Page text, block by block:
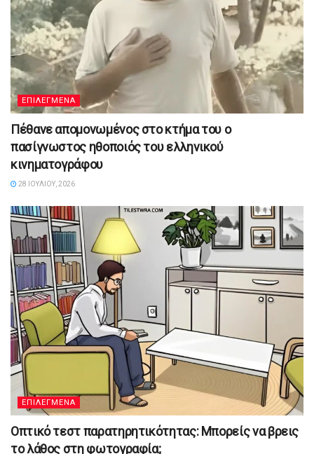
ΕΠΙΛΕΓΜΕΝΑ
Πέθανε απομονωμένος στο κτήμα του ο
πασίγνωστος ηθοποιός του ελληνικού
κινηματογράφου
28 ΙΟΥΛΊΟΥ, 2026
ΕΠΙΛΕΓΜΕΝΑ
Οπτικό τεστ παρατηρητικότητας: Μπορείς να βρεις
το λάθος στη φωτογραφία;